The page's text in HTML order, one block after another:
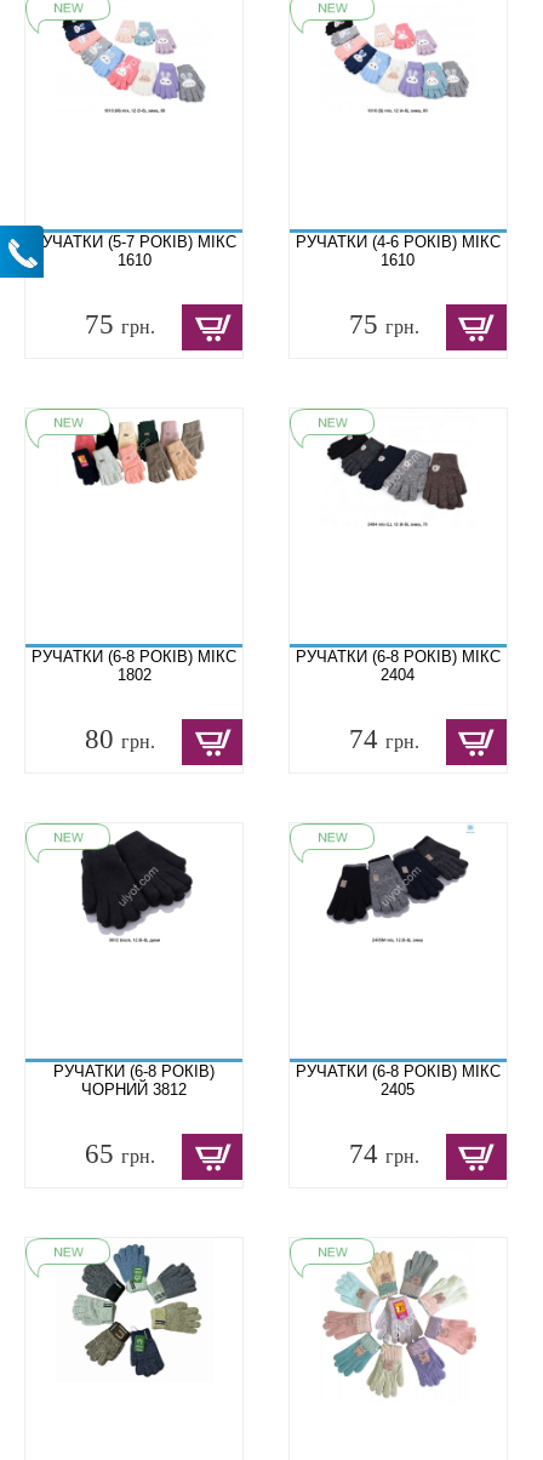
РУЧАТКИ (5-7 РОКІВ) МІКС
1610
75грн.
РУЧАТКИ (4-6 РОКІВ) МІКС
1610
75 грн.
РУЧАТКИ (6-8 РОКІВ) МІКС
1802
80грн.
РУЧАТКИ (6-8 РОКІВ) МІКС
2404
74 грн.
РУЧАТКИ (6-8 РОКІВ)
ЧОРНИЙ 3812
65грн.
РУЧАТКИ (6-8 РОКІВ) МІКС
2405
74 грн.